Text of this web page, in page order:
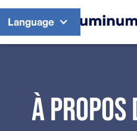
Language
À propos